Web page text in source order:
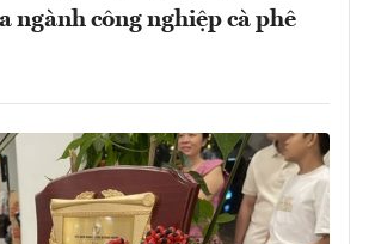
ngành công nghiệp cà phê